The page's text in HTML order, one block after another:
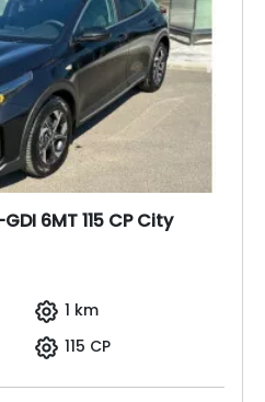
6MT 115 CP City
1 km
115 CP